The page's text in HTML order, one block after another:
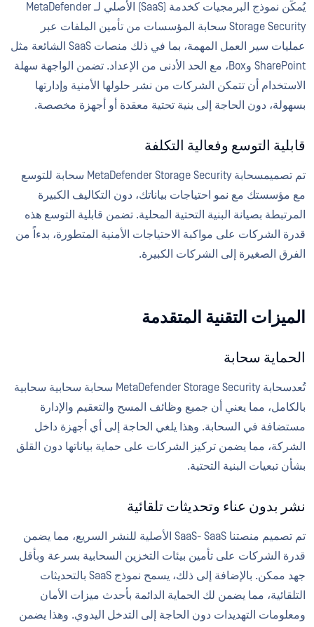
يُمكِّن نموذج البرمجيات كخدمة (SaaS) الأصلي لـ MetaDefender
Storage Security سحابة المؤسسات من تأمين الملفات عبر
عمليات سير العمل المهمة، بما في ذلك منصات SaaS الشائعة مثل
SharePoint وBox، مع الحد الأدنى من الإعداد. تضمن الواجهة سهلة
الاستخدام أن تتمكن الشركات من نشر حلولها الأمنية وإدارتها
بسهولة، دون الحاجة إلى بنية تحتية معقدة أو أجهزة مخصصة.
قابلية التوسع وفعالية التكلفة
تم تصميمسحابة MetaDefender Storage Security سحابة للتوسع
مع مؤسستك مع نمو احتياجات بياناتك، دون التكاليف الكبيرة
المرتبطة بصيانة البنية التحتية المحلية. تضمن قابلية التوسع هذه
قدرة الشركات على مواكبة الاحتياجات الأمنية المتطورة، بدءاً من
الفرق الصغيرة إلى الشركات الكبيرة.
الميزات التقنية المتقدمة
الحماية سحابة
تُعدسحابة MetaDefender Storage Security سحابة سحابية سحابية
بالكامل، مما يعني أن جميع وظائف المسح والتعقيم والإدارة
مستضافة في السحابة. وهذا يلغي الحاجة إلى أي أجهزة داخل
الشركة، مما يضمن تركيز الشركات على حماية بياناتها دون القلق
بشأن تبعيات البنية التحتية.
نشر بدون عناء وتحديثات تلقائية
تم تصميم منصتنا SaaS- SaaS الأصلية للنشر السريع، مما يضمن
قدرة الشركات على تأمين بيئات التخزين السحابية بسرعة وبأقل
جهد ممكن. بالإضافة إلى ذلك، يسمح نموذج SaaS بالتحديثات
التلقائية، مما يضمن لك الحماية الدائمة بأحدث ميزات الأمان
ومعلومات التهديدات دون الحاجة إلى التدخل اليدوي. وهذا يضمن